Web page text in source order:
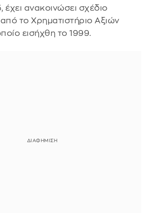
ανακοινώσει σχέδιο
το Χρηματιστήριο Αξιών
εισήχθη το 1999.